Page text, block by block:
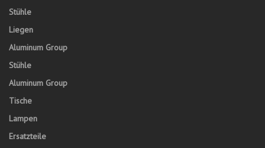
Stühle
Liegen
Aluminum Group
Stühle
Aluminum Group
Tische
Lampen
Ersatzteile